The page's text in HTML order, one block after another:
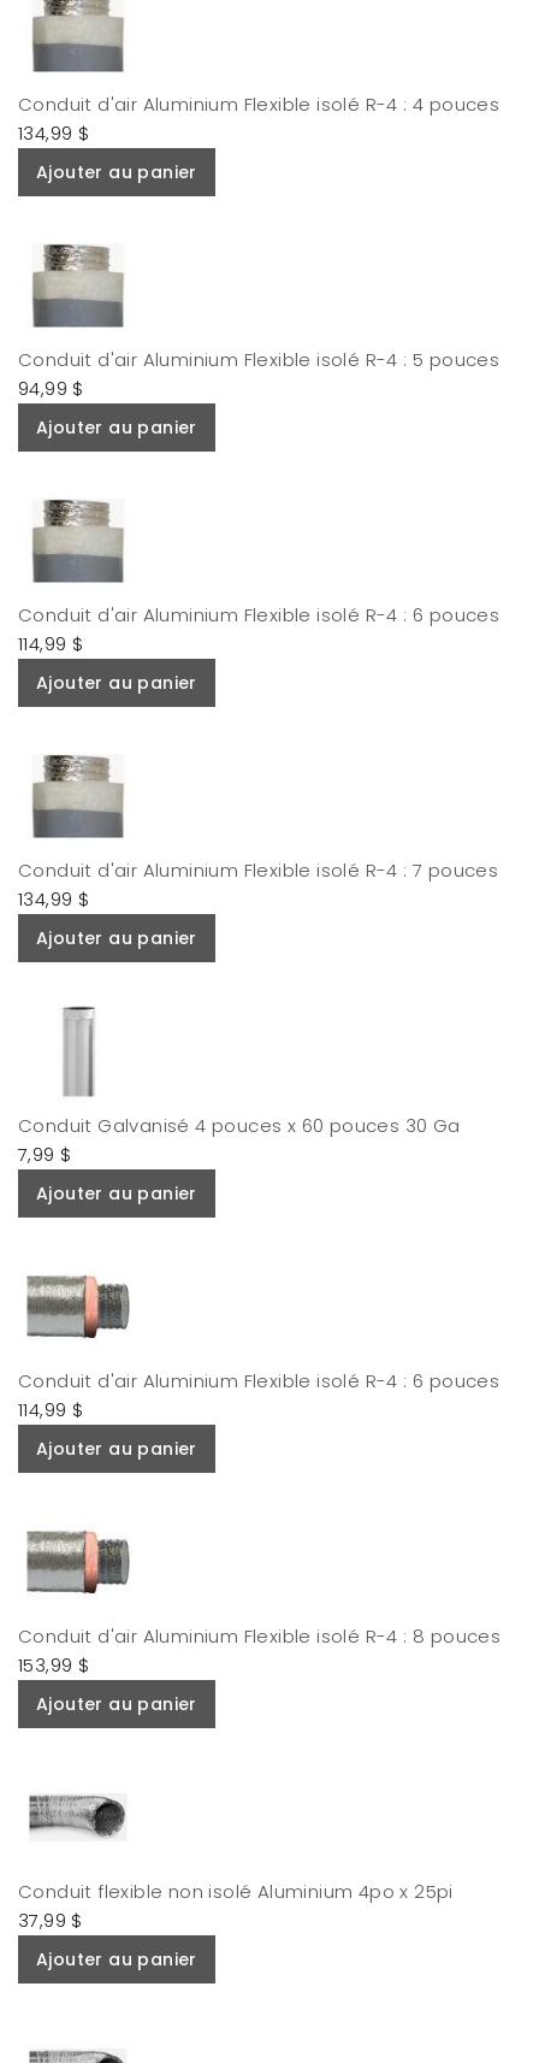
Conduit d'air Aluminium Flexible isolé R-4 : 4 pouces
134,99 $
Ajouter au panier
Conduit d'air Aluminium Flexible isolé R-4 : 5 pouces
94,99 $
Ajouter au panier
Conduit d'air Aluminium Flexible isolé R-4 : 6 pouces
114,99 $
Ajouter au panier
Conduit d'air Aluminium Flexible isolé R-4 : 7 pouces
134,99 $
Ajouter au panier
Conduit Galvanisé 4 pouces x 60 pouces 30 Ga
7,99 $
Ajouter au panier
Conduit d'air Aluminium Flexible isolé R-4 : 6 pouces
114,99 $
Ajouter au panier
Conduit d'air Aluminium Flexible isolé R-4 : 8 pouces
153,99 $
Ajouter au panier
Conduit flexible non isolé Aluminium 4po x 25pi
37,99 $
Ajouter au panier